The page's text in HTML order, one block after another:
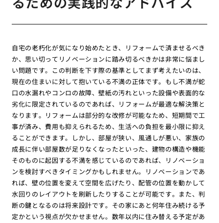
自宅の老朽化が気になり始めたとき、リフォームで済ませるべき
か、思い切ってリノベーションに踏み切るべきかは非常に悩まし
い問題です。この判断を下す際の基準としてまず考えたいのは、
現在の住まいに対して抱いている不満の正体です。もし不満が蛇
口の水漏れやコンロの故障、壁紙の汚れといった設備や表面的な
劣化に限定されているのであれば、リフォームが最適な解決策と
なります。リフォームは部分的な改修が可能なため、短期間で工
事が済み、費用も抑えられるため、生活への負担を最小限に抑え
ることができます。しかし、部屋が狭い、風通しが悪い、家族の
成長に伴い部屋数が足りなくなったといった、建物の構造や機能
そのものに起因する不満を感じているのであれば、リノベーショ
ンを検討すべきタイミングかもしれません。リノベーションであ
れば、壁の位置を変えて空間を広げたり、配管の位置を動かして
水回りのレイアウトを刷新したりすることが可能です。また、判
断の鍵となるのは将来設計です。その家にあと何年住み続ける予
定かという視点が欠かせません。数年以内に住み替える予定があ